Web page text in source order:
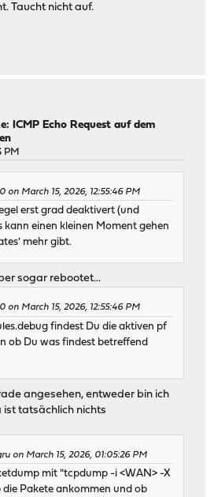
Taucht nicht auf.
ICMP Echo Request auf dem
PM
on March 15, 2026, 12:55:46 PM
erst grad deaktivert (und
kann einen kleinen Moment gehen
mehr gibt.
sogar rebootet...
on March 15, 2026, 12:55:46 PM
findest Du die aktiven pf
ob Du was findest betreffend
angesehen, entweder bin ich
tatsächlich nichts
on March 15, 2026, 01:05:26 PM
mit "tcpdump -i <WAN> -X
die Pakete ankommen und ob